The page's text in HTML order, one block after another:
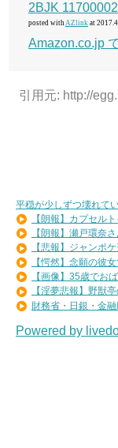
2BJK
posted with AZlink at
Amazon.co.jp
引用元: http://
平穏が少しずつ壊れて
【朗報】カプセル
【朗報】瀬戸環奈
【悲報】ジャンポ
【愕然】念願の彼
【画像】35歳でお
【淫夢悲報】野獣
財務省・日銀・金
Powered by